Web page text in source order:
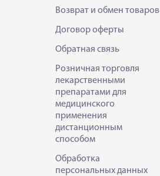
Возврат и обмен товаров
Договор оферты
Обратная связь
Розничная торговля
лекарственными
препаратами для
медицинского
применения
дистанционным
способом
Обработка
персональных данных